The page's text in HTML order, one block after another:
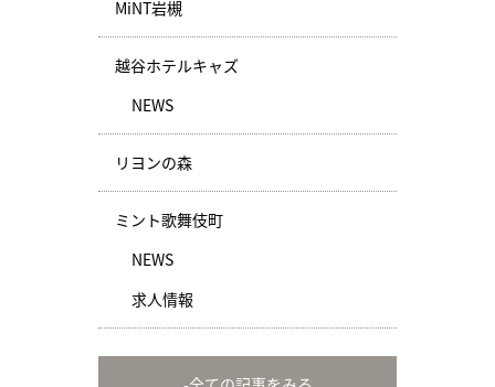
MiNT岩槻
越谷ホテルキャズ
NEWS
リヨンの森
ミント歌舞伎町
NEWS
求人情報